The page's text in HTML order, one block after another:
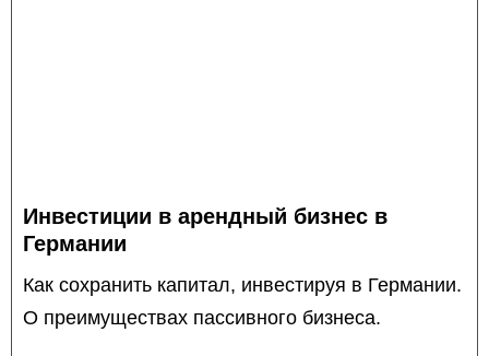
Инвестиции в арендный бизнес в
Германии
Как сохранить капитал, инвестируя в Германии.
О преимуществах пассивного бизнеса.